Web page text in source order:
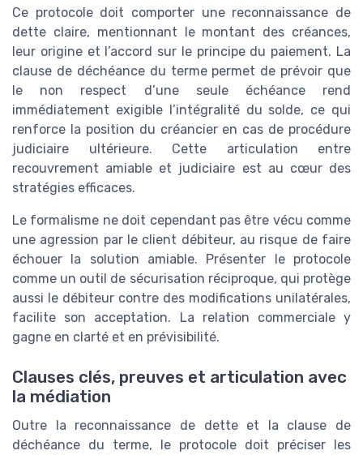
Ce protocole doit comporter une reconnaissance de
dette claire, mentionnant le montant des créances,
leur origine et l’accord sur le principe du paiement. La
clause de déchéance du terme permet de prévoir que
le non respect d’une seule échéance rend
immédiatement exigible l’intégralité du solde, ce qui
renforce la position du créancier en cas de procédure
judiciaire ultérieure. Cette articulation entre
recouvrement amiable et judiciaire est au cœur des
stratégies efficaces.
Le formalisme ne doit cependant pas être vécu comme
une agression par le client débiteur, au risque de faire
échouer la solution amiable. Présenter le protocole
comme un outil de sécurisation réciproque, qui protège
aussi le débiteur contre des modifications unilatérales,
facilite son acceptation. La relation commerciale y
gagne en clarté et en prévisibilité.
Clauses clés, preuves et articulation avec
la médiation
Outre la reconnaissance de dette et la clause de
déchéance du terme, le protocole doit préciser les